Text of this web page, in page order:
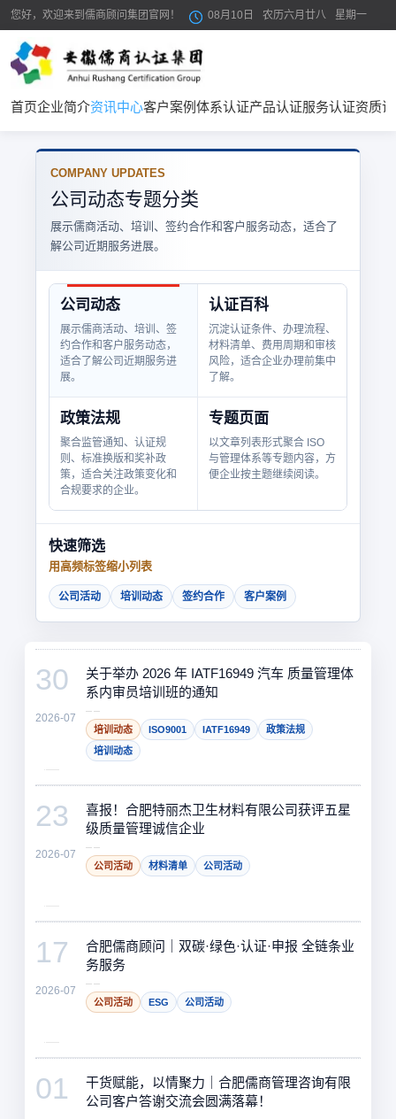
您好，欢迎来到儒商顾问集团官网！ 08月10日 农历六月廿八 星期一
首页企业简介资讯中心客户案例体系认证产品认证服务认证资质
COMPANY UPDATES
公司动态专题分类
展示儒商活动、培训、签约合作和客户服务动态，适合了
解公司近期服务进展。
公司动态
展示儒商活动、培训、签
约合作和客户服务动态，
适合了解公司近期服务进
展。
认证百科
沉淀认证条件、办理流程、
材料清单、费用周期和审核
风险，适合企业办理前集中
了解。
政策法规
聚合监管通知、认证规
则、标准换版和奖补政
策，适合关注政策变化和
合规要求的企业。
专题页面
以文章列表形式聚合 ISO
与管理体系等专题内容，方
便企业按主题继续阅读。
快速筛选
用高频标签缩小列表
公司活动 培训动态 签约合作 客户案例
公司动态
30
2026-07
关于举办 2026 年 IATF16949 汽车 质量管理体
系内审员培训班的通知
培训动态 ISO9001 IATF16949
政策法规
培训动态
23
2026-07
喜报！合肥特丽杰卫生材料有限公司获评五星
级质量管理诚信企业
公司活动 材料清单 公司活动
17
2026-07
合肥儒商顾问｜双碳·绿色·认证·申报 全链条业
务服务
公司活动 ESG 公司活动
01
干货赋能，以情聚力｜合肥儒商管理咨询有限
公司客户答谢交流会圆满落幕！